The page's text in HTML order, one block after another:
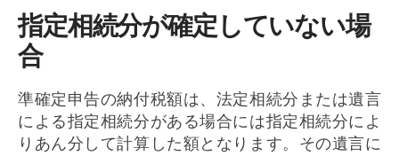
指定相続分が確定していない場
合
準確定申告の納付税額は、法定相続分または遺言
による指定相続分がある場合には指定相続分によ
りあん分して計算した額となります。その遺言に